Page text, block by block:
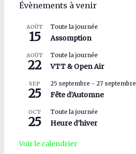
Évènements à venir
AOÛT
15
Toute la journée
Assomption
AOÛT
22
Toute la journée
VTT & Open Air
SEP
25
25 septembre - 27 septembre
Fête d’Automne
OCT
25
Toute la journée
Heure d’hiver
Voir le calendrier